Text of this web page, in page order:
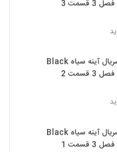
دانلود سریال آینه سیاه Black
دانلود سریال آینه سیاه Black